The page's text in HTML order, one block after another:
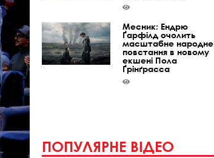
Месник: Ендрю
Ґарфілд очолить
масштабне народне
повстання в новому
екшені Пола
Ґрінґрасса
ПОПУЛЯРНЕ ВІДЕО